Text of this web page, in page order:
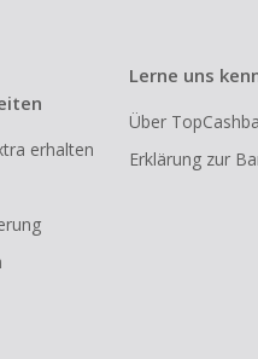
erhalten
Lerne uns
Über
Erklärung zur